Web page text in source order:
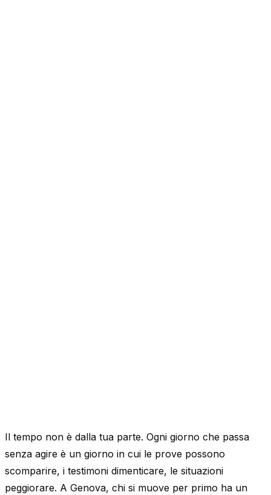
Il tempo non è dalla tua parte. Ogni giorno che passa
senza agire è un giorno in cui le prove possono
scomparire, i testimoni dimenticare, le situazioni
peggiorare. A Genova, chi si muove per primo ha un